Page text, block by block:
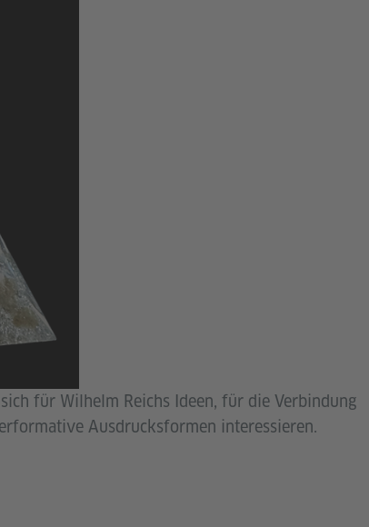
für Wilhelm Reichs Ideen, für die Verbindung
Ausdrucksformen interessieren.